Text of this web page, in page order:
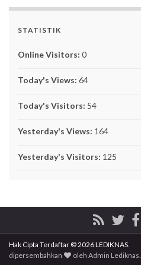
STATISTIK
Online Visitors: 0
Today's Views: 64
Today's Visitors: 54
Yesterday's Views: 164
Yesterday's Visitors: 125
Hak Cipta Terdaftar © 2026 LEDIKNAS.
dipersembahkan
olehAdmin Lediknas.